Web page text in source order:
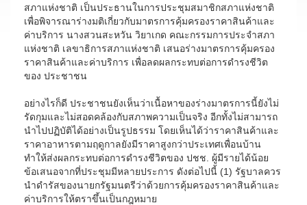
สภาแห่งชาติ เป็นประธานในการประชุมสมาชิกสภาแห่งชาติ
เพื่อพิจารณาร่างมติเกี่ยวกับมาตรการคุ้มครองราคาสินค้าและ
ค่าบริการ นางสวนสะหวัน วิยาเกด คณะกรรมการประจำสภา
แห่งชาติ เลขาธิการสภาแห่งชาติ เสนอร่างมาตรการคุ้มครอง
ราคาสินค้าและค่าบริการ เพื่อลดผลกระทบต่อการดำรงชีวิต
ของ ประชาชน
อย่างไรก็ดี ประชาชนยังเห็นว่าเนื้อหาของร่างมาตรการนี้ยังไม่
รัดกุมและไม่สอดคล้องกับสภาพความเป็นจริง อีกทั้งไม่สามารถ
นำไปปฏิบัติได้อย่างเป็นรูปธรรม โดยเห็นได้ว่าราคาสินค้าและ
ราคาอาหารตามฤดูกาลยังมีราคาสูงกว่าประเทศเพื่อนบ้าน
ทำให้ส่งผลกระทบต่อการดำรงชีวิตของ ปชช. ผู้มีรายได้น้อย
ข้อเสนอจากที่ประชุมมีหลายประการ ดังต่อไปนี้ (1) รัฐบาลควร
นำดำรัสของนายกรัฐมนตรีว่าด้วยการคุ้มครองราคาสินค้าและ
ค่าบริการให้ตราขึ้นเป็นกฎหมาย